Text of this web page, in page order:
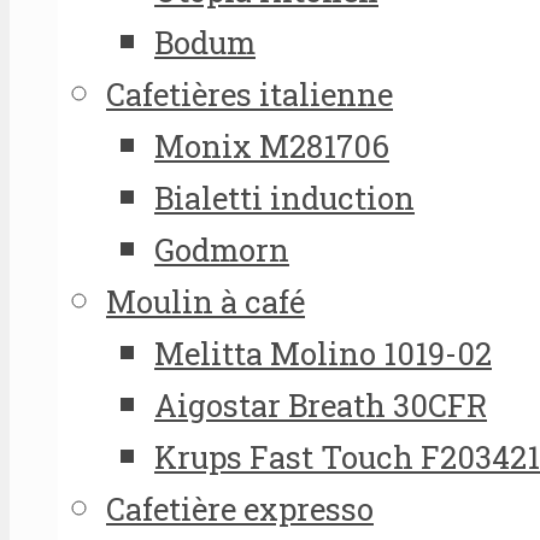
Bodum
Cafetières italienne
Monix M281706
Bialetti induction
Godmorn
Moulin à café
Melitta Molino 1019-02
Aigostar Breath 30CFR
Krups Fast Touch
Cafetière expresso